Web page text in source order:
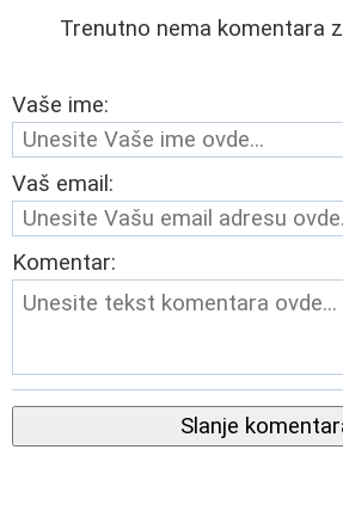
Trenutno nema komentara
Vaše ime:
Vaš email:
Komentar:
Slanje